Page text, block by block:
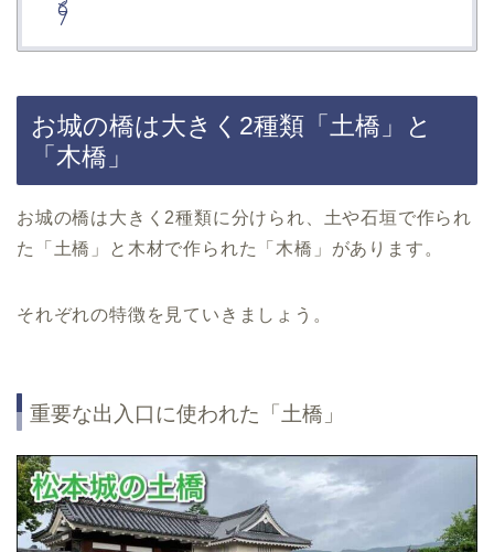
お城の橋は大きく2種類「土橋」と
「木橋」
お城の橋は大きく2種類に分けられ、土や石垣で作られ
た「土橋」と木材で作られた「木橋」があります。
それぞれの特徴を見ていきましょう。
重要な出入口に使われた「土橋」